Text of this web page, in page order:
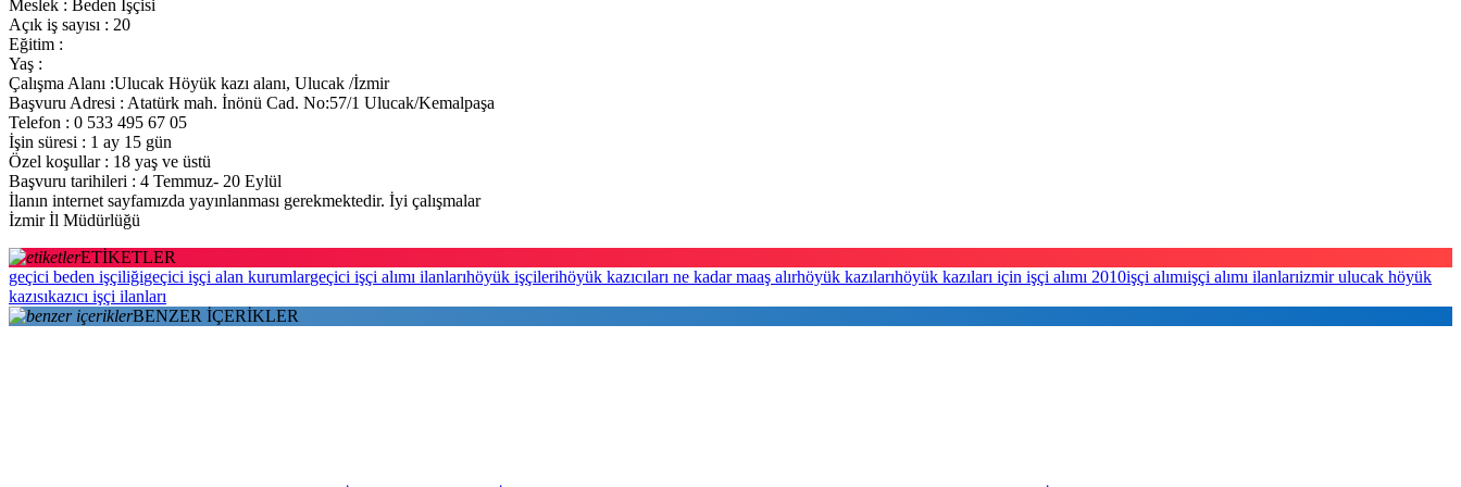
Meslek : Beden İşçisi
Açık iş sayısı : 20
Eğitim :
Yaş :
Çalışma Alanı :Ulucak Höyük kazı alanı, Ulucak /İzmir
Başvuru Adresi : Atatürk mah. İnönü Cad. No:57/1 Ulucak/Kemalpaşa
Telefon : 0 533 495 67 05
İşin süresi : 1 ay 15 gün
Özel koşullar : 18 yaş ve üstü
Başvuru tarihileri : 4 Temmuz- 20 Eylül
İlanın internet sayfamızda yayınlanması gerekmektedir. İyi çalışmalar
İzmir İl Müdürlüğü
ETİKETLER
geçici beden işçiliğigeçici işçi alan kurumlargeçici işçi alımı ilanlarıhöyük işçilerihöyük kazıcıları ne kadar maaş alırhöyük kazılarıhöyük kazıları için işçi alımı 2010işçi alımıişçi alımı ilanlarıizmir ulucak höyük
kazısıkazıcı işçi ilanları
BENZER İÇERİKLER